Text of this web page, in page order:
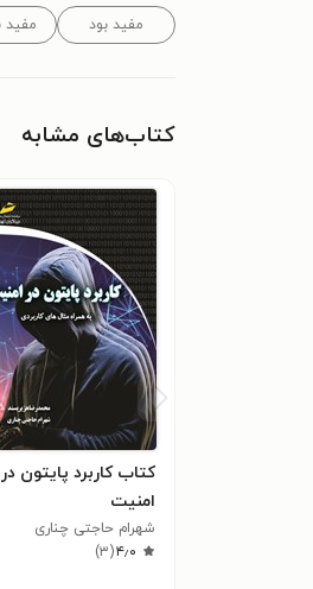
مفید بود مفید
کتاب‌های مشابه
کتاب کاربرد پایتون در
امنیت
شهرام حاجتی چناری
۴٫۰(۳)